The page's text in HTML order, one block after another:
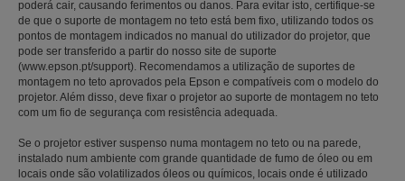
poderá cair, causando ferimentos ou danos. Para evitar isto, certifique-se
de que o suporte de montagem no teto está bem fixo, utilizando todos os
pontos de montagem indicados no manual do utilizador do projetor, que
pode ser transferido a partir do nosso site de suporte
(www.epson.pt/support). Recomendamos a utilização de suportes de
montagem no teto aprovados pela Epson e compatíveis com o modelo do
projetor. Além disso, deve fixar o projetor ao suporte de montagem no teto
com um fio de segurança com resistência adequada.
Se o projetor estiver suspenso numa montagem no teto ou na parede,
instalado num ambiente com grande quantidade de fumo de óleo ou em
locais onde são volatilizados óleos ou químicos, locais onde é utilizado